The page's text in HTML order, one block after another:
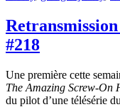
#218
Une première cette
The Amazing Screw-On
du pilot d’une télésérie